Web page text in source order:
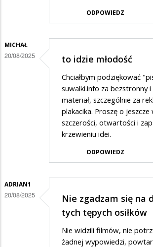
ODPOWIEDZ
MICHAŁ
20/08/2025 to idzie młodość
Chciałbym podziękować
suwalki.info za bezstronny
materiał, szczególnie za
plakacika. Proszę o jeszcze
szczerości, otwartości i
krzewieniu idei.
ODPOWIEDZ
ADRIAN1
20/08/2025
Nie zgadzam się na
tych tępych osiłków
Nie widzili filmów, nie
żadnej wypowiedzi,